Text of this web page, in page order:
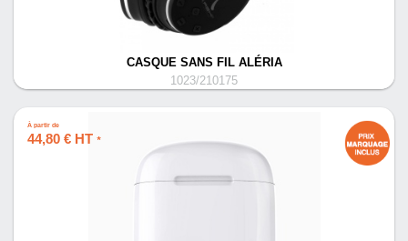
CASQUE SANS FIL ALÉRIA
1023/210175
À partir de
44,80 € HT *